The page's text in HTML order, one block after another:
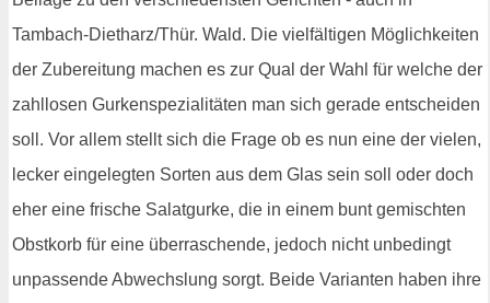
Tambach-Dietharz/Thür. Wald. Die vielfältigen Möglichkeiten
der Zubereitung machen es zur Qual der Wahl für welche der
zahllosen Gurkenspezialitäten man sich gerade entscheiden
soll. Vor allem stellt sich die Frage ob es nun eine der vielen,
lecker eingelegten Sorten aus dem Glas sein soll oder doch
eher eine frische Salatgurke, die in einem bunt gemischten
Obstkorb für eine überraschende, jedoch nicht unbedingt
unpassende Abwechslung sorgt. Beide Varianten haben ihre